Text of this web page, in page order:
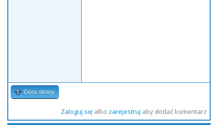
Góra strony
Zaloguj sięalbo zarejestruj aby dodać komentarz